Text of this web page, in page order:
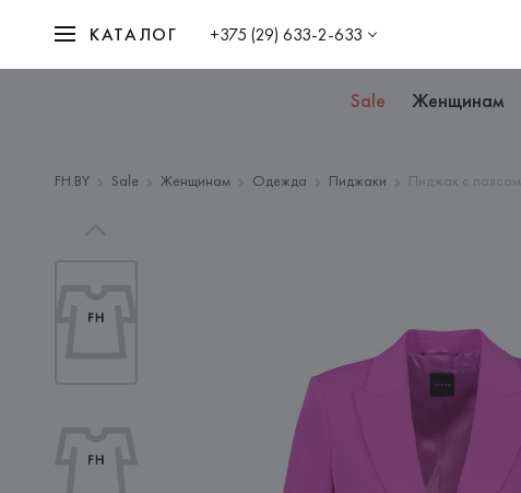
КАТАЛОГ +375 (29) 633-2-633
Sale Женщинам
FH.BY Sale Женщинам Одежда Пиджаки Пиджак с поясом